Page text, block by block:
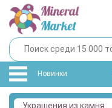
Новинки